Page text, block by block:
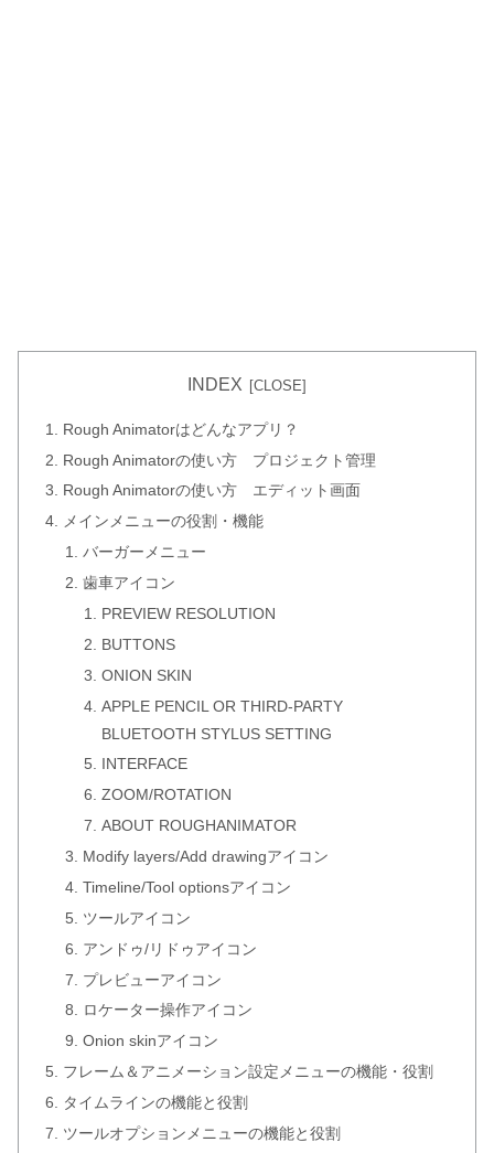
INDEX
Rough Animatorはどんなアプリ？
Rough Animatorの使い方 プロジェクト管理
Rough Animatorの使い方 エディット画面
メインメニューの役割・機能
バーガーメニュー
歯車アイコン
PREVIEW RESOLUTION
BUTTONS
ONION SKIN
APPLE PENCIL OR THIRD-PARTY
BLUETOOTH STYLUS SETTING
INTERFACE
ZOOM/ROTATION
ABOUT ROUGHANIMATOR
Modify layers/Add drawingアイコン
Timeline/Tool optionsアイコン
ツールアイコン
アンドゥ/リドゥアイコン
プレビューアイコン
ロケーター操作アイコン
Onion skinアイコン
フレーム＆アニメーション設定メニューの機能・役割
タイムラインの機能と役割
ツールオプションメニューの機能と役割